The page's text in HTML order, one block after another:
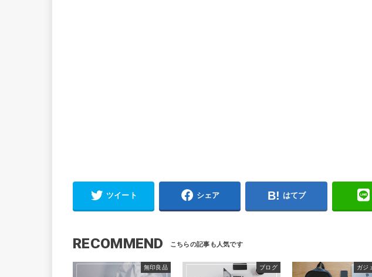
ツイート シェア はてブ
RECOMMEND
無印良品 ブログ ガジ